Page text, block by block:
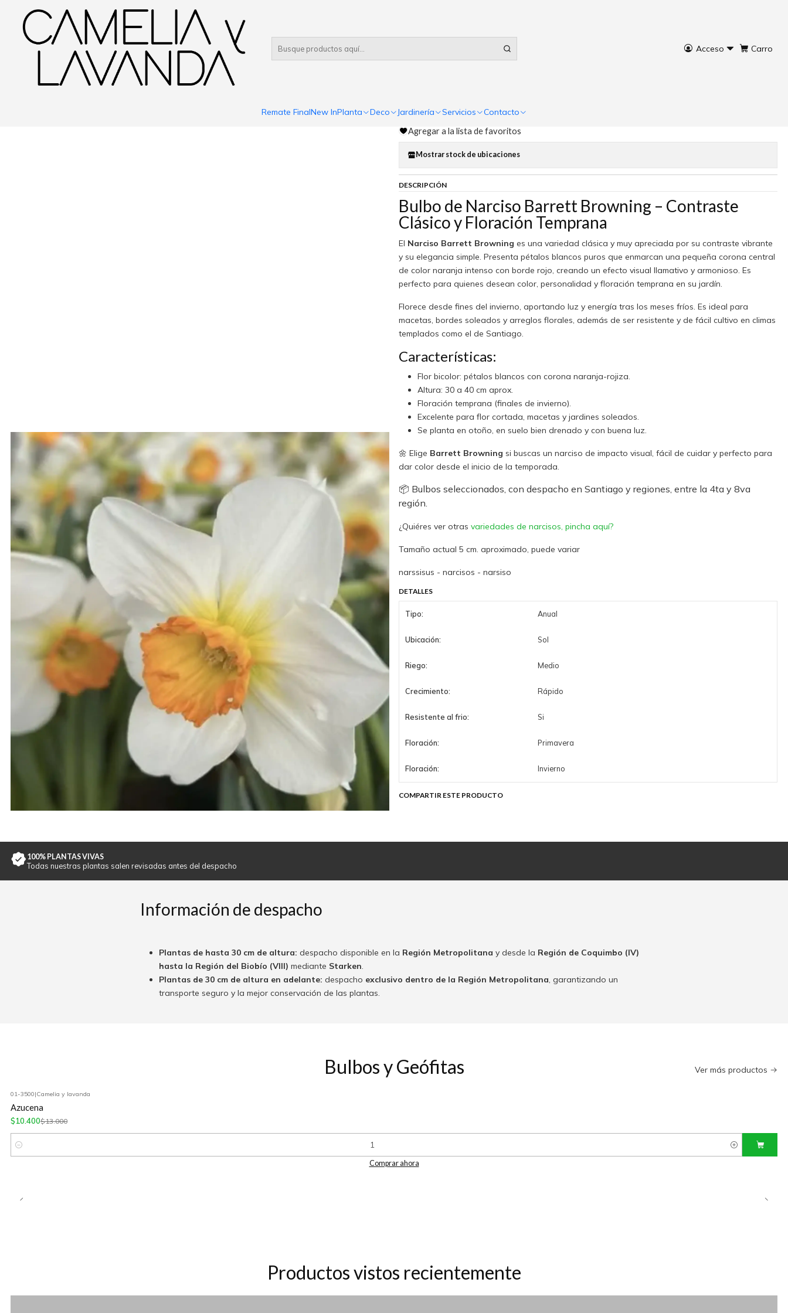
Acceso Carro
Remate FinalNew InPlanta Deco Jardinería Servicios Contacto
Inicio Planta Flores Flores de temporada Bulbos y Geófitas Narciso Barrett Browning
Cantidad
Agregar a la lista de favoritos
Mostrar stock de ubicaciones
DESCRIPCIÓN
Bulbo de Narciso Barrett Browning – Contraste
Clásico y Floración Temprana
El Narciso Barrett Browning es una variedad clásica y muy apreciada por su contraste vibrante
y su elegancia simple. Presenta pétalos blancos puros que enmarcan una pequeña corona central
de color naranja intenso con borde rojo, creando un efecto visual llamativo y armonioso. Es
perfecto para quienes desean color, personalidad y floración temprana en su jardín.
Florece desde fines del invierno, aportando luz y energía tras los meses fríos. Es ideal para
macetas, bordes soleados y arreglos florales, además de ser resistente y de fácil cultivo en climas
templados como el de Santiago.
Características:
Flor bicolor: pétalos blancos con corona naranja-rojiza.
Altura: 30 a 40 cm aprox.
Floración temprana (finales de invierno).
Excelente para flor cortada, macetas y jardines soleados.
Se planta en otoño, en suelo bien drenado y con buena luz.
🌼 Elige Barrett Browning si buscas un narciso de impacto visual, fácil de cuidar y perfecto para
dar color desde el inicio de la temporada.
📦 Bulbos seleccionados, con despacho en Santiago y regiones, entre la 4ta y 8va
región.
¿Quiéres ver otras variedades de narcisos, pincha aquí?
Tamaño actual 5 cm. aproximado, puede variar
narssisus - narcisos - narsiso
DETALLES
Tipo: Anual
Ubicación: Sol
Riego: Medio
Crecimiento: Rápido
Resistente al frio: Si
Floración: Primavera
Floración: Invierno
COMPARTIR ESTE PRODUCTO
100% PLANTAS VIVAS
Todas nuestras plantas salen revisadas antes del despacho
Información de despacho
Plantas de hasta 30 cm de altura: despacho disponible en la Región Metropolitana y desde la Región de Coquimbo (IV)
hasta la Región del Biobío (VIII) mediante Starken.
Plantas de 30 cm de altura en adelante: despacho exclusivo dentro de la Región Metropolitana, garantizando un
transporte seguro y la mejor conservación de las plantas.
Bulbos y Geófitas Ver más productos
01-3500|Camelia y lavanda
Azucena
$10.400$13.000
Cantidad
Comprar ahora
Productos vistos recientemente